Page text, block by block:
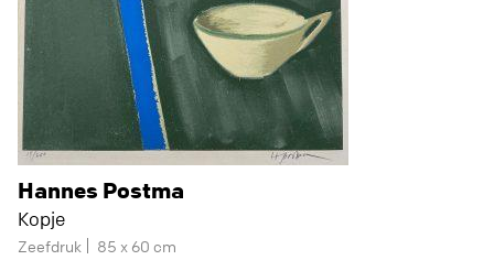
Hannes Postma
Kopje
Zeefdruk 85 x 60 cm